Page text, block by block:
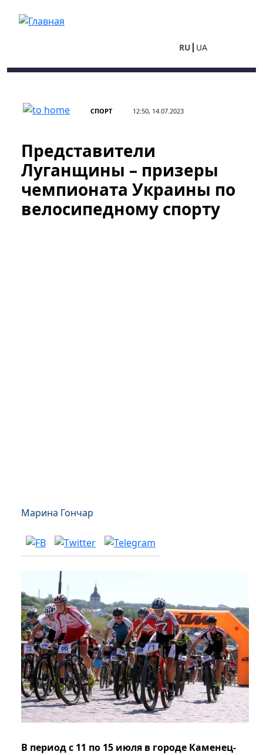
RU UA
СПОРТ 12:50, 14.07.2023
Представители
Луганщины – призеры
чемпионата Украины по
велосипедному спорту
Марина Гончар
В период с 11 по 15 июля в городе Каменец-